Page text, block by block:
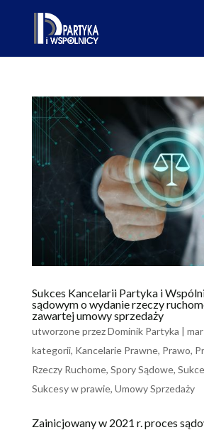
Sukces Kancelarii Partyka i
sądowym o wydanie rzeczy
zawartej umowy sprzedaży
utworzone przezDominik Partyka |
kategorii, Kancelarie Prawne, Prawo,
Rzeczy Ruchome, Spory Sądowe,
Sukcesy w prawie, Umowy Sprzedaży
Zainicjowany w 2021 r. proces